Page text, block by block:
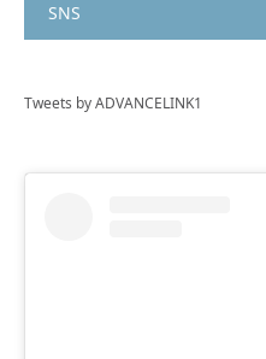
SNS
Tweets by ADVANCELINK1